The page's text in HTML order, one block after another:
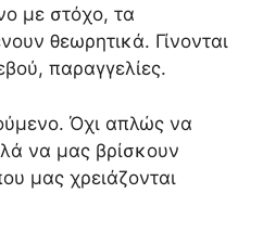
με στόχο, τα
θεωρητικά. Γίνονται
παραγγελίες.
Όχι απλώς να
να μας βρίσκουν
μας χρειάζονται